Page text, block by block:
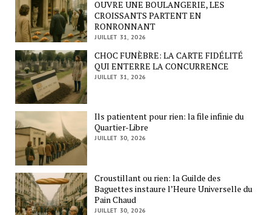
OUVRE UNE BOULANGERIE, LES
CROISSANTS PARTENT EN
RONRONNANT
JUILLET 31, 2026
CHOC FUNÈBRE: LA CARTE FIDÉLITÉ
QUI ENTERRE LA CONCURRENCE
JUILLET 31, 2026
Ils patientent pour rien: la file infinie du
Quartier-Libre
JUILLET 30, 2026
Croustillant ou rien: la Guilde des
Baguettes instaure l’Heure Universelle du
Pain Chaud
JUILLET 30, 2026